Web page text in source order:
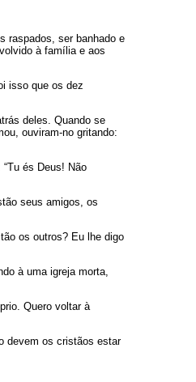
raspados, ser banhado e
à família e aos
isso que os dez
deles. Quando se
ouviram-no gritando:
és Deus! Não
seus amigos, os
os outros? Eu lhe digo
à uma igreja morta,
Quero voltar à
devem os cristãos estar